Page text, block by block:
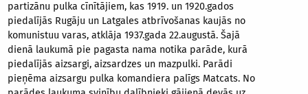
partizānu pulka cīnītājiem, kas 1919. un 1920.gados
piedalījās Rugāju un Latgales atbrīvošanas kaujās no
komunistuu varas, atklāja 1937.gada 22.augustā. Šajā
dienā laukumā pie pagasta nama notika parāde, kurā
piedalījās aizsargi, aizsardzes un mazpulki. Parādi
pieņēma aizsargu pulka komandiera palīgs Matcats. No